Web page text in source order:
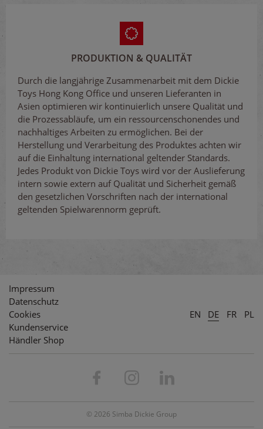
PRODUKTION & QUALITÄT
Durch die langjährige Zusammenarbeit mit dem Dickie
Toys Hong Kong Office und unseren Lieferanten in
Asien optimieren wir kontinuierlich unsere Qualität und
die Prozessabläufe, um ein ressourcenschonendes und
nachhaltiges Arbeiten zu ermöglichen. Bei der
Herstellung und Verarbeitung des Produktes achten wir
auf die Einhaltung international geltender Standards.
Jedes Produkt von Dickie Toys wird vor der Auslieferung
intern sowie extern auf Qualität und Sicherheit gemäß
den gesetzlichen Vorschriften nach der international
geltenden Spielwarennorm geprüft.
Impressum
Datenschutz
Cookies
Kundenservice
Händler Shop
EN DE FR PL
© 2026 Simba Dickie Group